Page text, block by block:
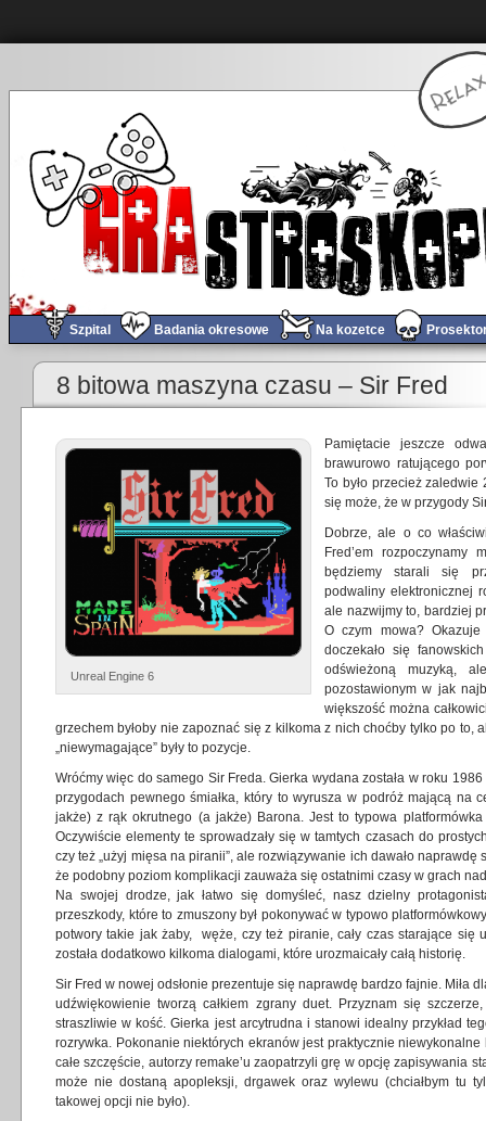
Szpital Badania okresowe Na kozetce
Obchód tygodnia #0
8 bitowa maszyna czasu – Sir Fred
Unreal Engine 6
Pamiętacie jeszcze
brawurowo ratującego
To było przecież
się może, że w przygody
Dobrze, ale o co
Fred’em
będziemy starali się
podwaliny elektronicznej
ale nazwijmy to, bardziej
O czym mowa?
doczekało się
odświeżoną muzyką,
pozostawionym w jak
większość można
grzechem byłoby nie zapoznać się z kilkoma z nich choćby tylko po to,
„niewymagające” były to pozycje.
Wróćmy więc do samego Sir Freda. Gierka wydana została w roku
przygodach pewnego śmiałka, który to wyrusza w podróż mającą na
jakże) z rąk okrutnego (a jakże) Barona. Jest to typowa
Oczywiście elementy te sprowadzały się w tamtych czasach do
czy też „użyj mięsa na piranii”, ale rozwiązywanie ich dawało naprawdę
że podobny poziom komplikacji zauważa się ostatnimi czasy w grach
Na swojej drodze, jak łatwo się domyśleć, nasz dzielny
przeszkody, które to zmuszony był pokonywać w typowo
potwory takie jak żaby, węże, czy też piranie, cały czas starające się
została dodatkowo kilkoma dialogami, które urozmaicały całą historię.
Sir Fred w nowej odsłonie prezentuje się naprawdę bardzo fajnie. Miła
udźwiękowienie tworzą całkiem zgrany duet. Przyznam się
straszliwie w kość. Gierka jest arcytrudna i stanowi idealny przykład
rozrywka. Pokonanie niektórych ekranów jest praktycznie
całe szczęście, autorzy remake’u zaopatrzyli grę w opcję zapisywania
może nie dostaną apopleksji, drgawek oraz wylewu (chciałbym tu
takowej opcji nie było).